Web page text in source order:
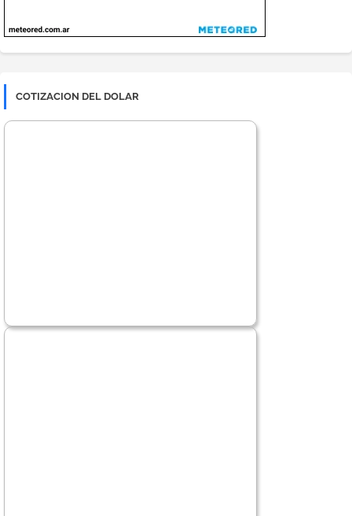
COTIZACION DEL DOLAR